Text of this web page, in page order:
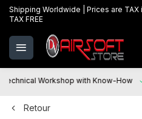
Shipping Worldwide | Prices are
TAX FREE
Technical Workshop with Know-How
Retour